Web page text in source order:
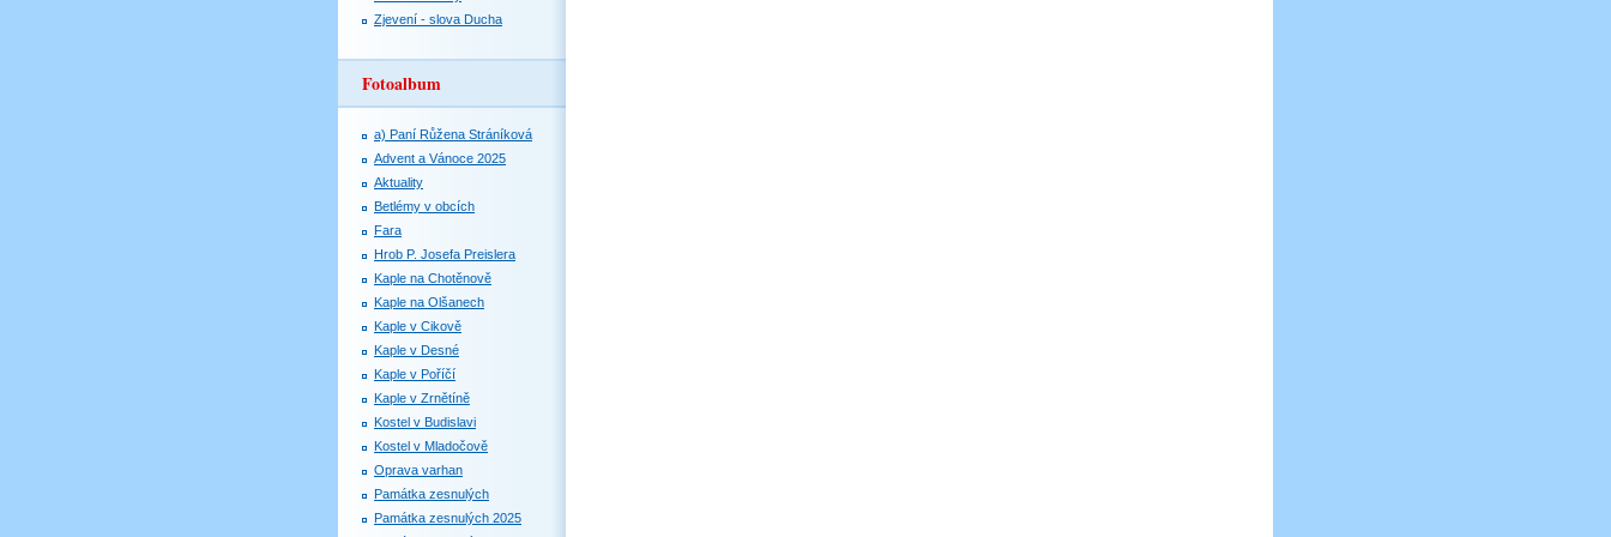
Zjevení - slova Ducha
Fotoalbum
a) Paní Růžena Stráníková
Advent a Vánoce 2025
Aktuality
Betlémy v obcích
Fara
Hrob P. Josefa Preislera
Kaple na Chotěnově
Kaple na Olšanech
Kaple v Cikově
Kaple v Desné
Kaple v Poříčí
Kaple v Zrnětíně
Kostel v Budislavi
Kostel v Mladočově
Oprava varhan
Památka zesnulých
Památka zesnulých 2025